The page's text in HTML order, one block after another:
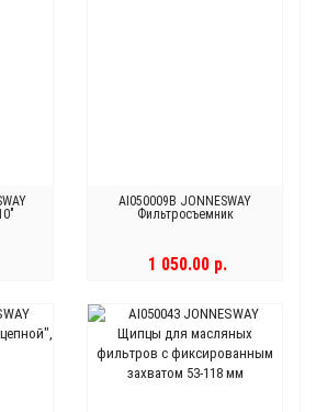
AI050009B JONNESWAY
Фильтросъемник
1 050.00 р.